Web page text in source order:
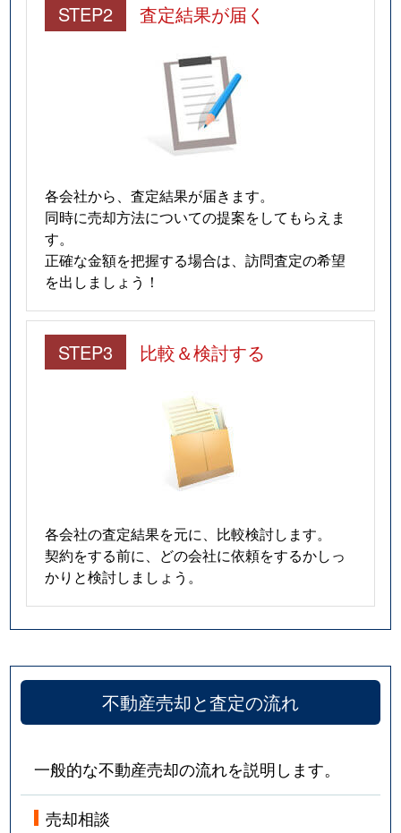
STEP2 査定結果が届く
各会社から、査定結果が届きます。
同時に売却方法についての提案をしてもらえま
す。
正確な金額を把握する場合は、訪問査定の希望
を出しましょう！
STEP3 比較＆検討する
各会社の査定結果を元に、比較検討します。
契約をする前に、どの会社に依頼をするかしっ
かりと検討しましょう。
不動産売却と査定の流れ
一般的な不動産売却の流れを説明します。
売却相談